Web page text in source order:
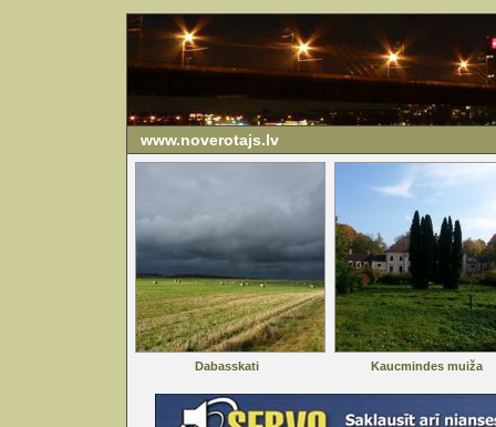
www.noverotajs.lv
Dabasskati Kaucmindes muiža